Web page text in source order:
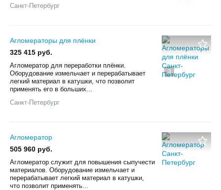
Санкт-Петербург
3
Агломераторы для плёнки
325 415 руб.
Агломератор для переработки плёнки.
Оборудование измельчает и перерабатывает
легкий материал в катушки, что позволит
применять его в больших...
Санкт-Петербург
Агломератор
505 960 руб.
Агломератор служит для повышения сыпучести
материалов. Оборудование измельчает и
перерабатывает легкий материал в катушки,
что позволит применять...